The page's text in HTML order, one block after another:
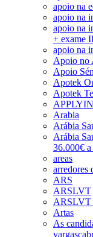
apoio na
apoio na
apoio na
+ exame
apoio na
Apoio no
Apoio
Apotek
Apotek
Arabia
Arábia
Arábia
36.000€
areas
arredores
ARS
ARSLVT
ARSLVT
Artas
As